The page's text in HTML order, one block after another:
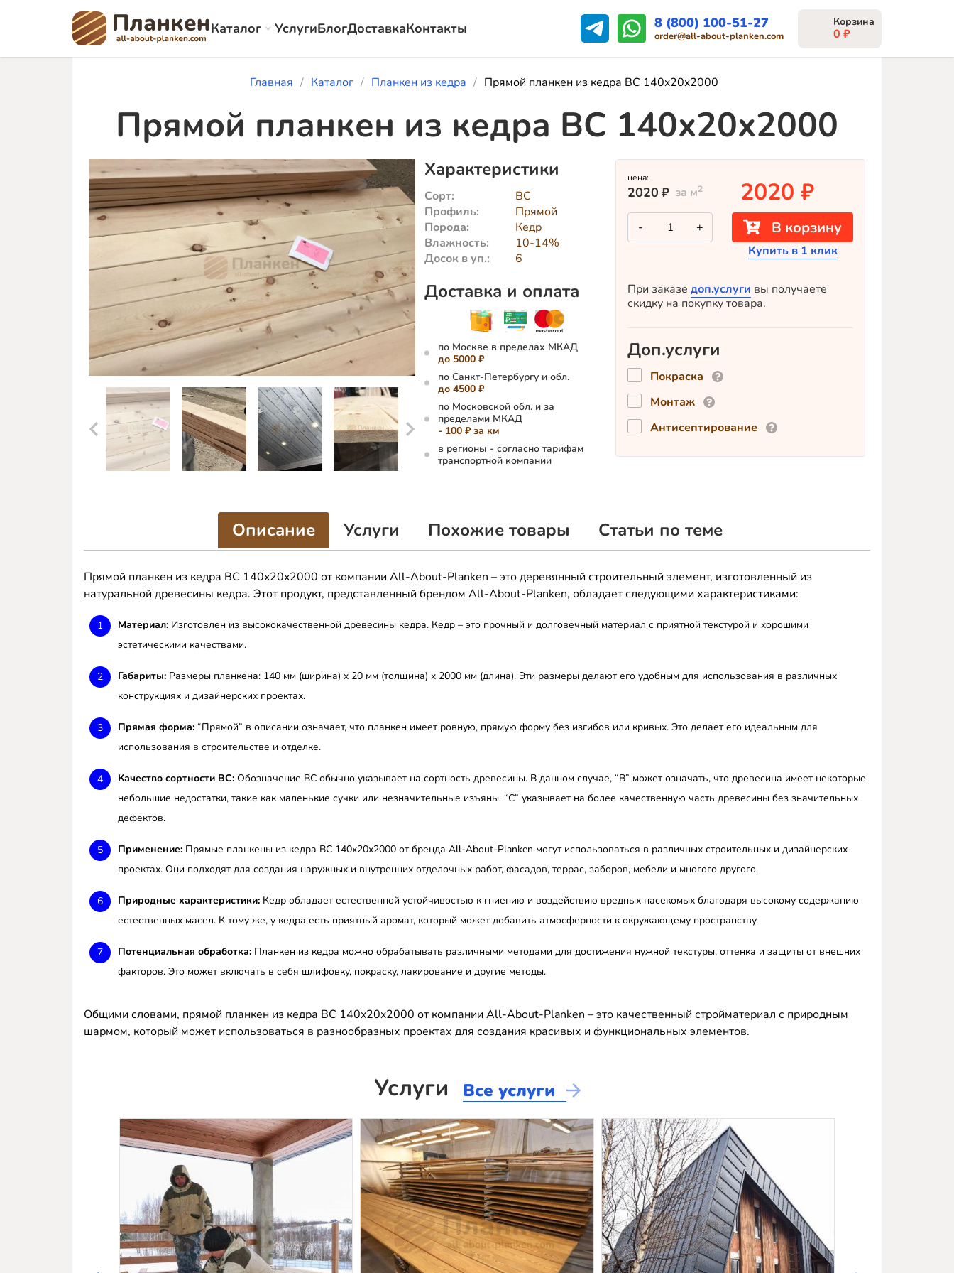
Каталог УслугиБлогДоставкаКонтакты 8 (800) 100-51-27
order@all-about-planken.com 0 ₽
Главная Каталог Планкен из кедра Прямой планкен из кедра BC 140x20x2000
Прямой планкен из кедра BC 140x20x2000
Характеристики
Сорт:
BC
Профиль:
Прямой
Порода:
Кедр
Влажность:
10-14%
Досок в уп.:
6
Доставка и оплата
по Москве в пределах МКАД
до 5000 ₽
по Санкт-Петербургу и обл.
до 4500 ₽
по Московской обл. и за
пределами МКАД
- 100 ₽ за км
в регионы - согласно тарифам
транспортной компании
цена:
2020 ₽ за м2 2020₽
-
Количество
товара
Прямой
BC
140x20x2000
+ В корзину
Купить в 1 клик
При заказедоп.услуги вы получаете
скидку на покупку товара.
Доп.услуги
Покраска
Монтаж
Антисептирование
Описание Услуги Похожие товары Статьи по теме
Прямой планкен из кедра BC 140x20x2000 от компании All-About-Planken – это деревянный строительный элемент, изготовленный из
натуральной древесины кедра. Этот продукт, представленный брендом All-About-Planken, обладает следующими характеристиками:
Материал: Изготовлен из высококачественной древесины кедра. Кедр – это прочный и долговечный материал с приятной текстурой и хорошими
эстетическими качествами.
Габариты: Размеры планкена: 140 мм (ширина) x 20 мм (толщина) x 2000 мм (длина). Эти размеры делают его удобным для использования в различных
конструкциях и дизайнерских проектах.
Прямая форма: “Прямой” в описании означает, что планкен имеет ровную, прямую форму без изгибов или кривых. Это делает его идеальным для
использования в строительстве и отделке.
Качество сортности BC: Обозначение BC обычно указывает на сортность древесины. В данном случае, “В” может означать, что древесина имеет некоторые
небольшие недостатки, такие как маленькие сучки или незначительные изъяны. “С” указывает на более качественную часть древесины без значительных
дефектов.
Применение: Прямые планкены из кедра BC 140x20x2000 от бренда All-About-Planken могут использоваться в различных строительных и дизайнерских
проектах. Они подходят для создания наружных и внутренних отделочных работ, фасадов, террас, заборов, мебели и многого другого.
Природные характеристики: Кедр обладает естественной устойчивостью к гниению и воздействию вредных насекомых благодаря высокому содержанию
естественных масел. К тому же, у кедра есть приятный аромат, который может добавить атмосферности к окружающему пространству.
Потенциальная обработка: Планкен из кедра можно обрабатывать различными методами для достижения нужной текстуры, оттенка и защиты от внешних
факторов. Это может включать в себя шлифовку, покраску, лакирование и другие методы.
Общими словами, прямой планкен из кедра BC 140x20x2000 от компании All-About-Planken – это качественный стройматериал с природным
шармом, который может использоваться в разнообразных проектах для создания красивых и функциональных элементов.
Услуги Все услуги